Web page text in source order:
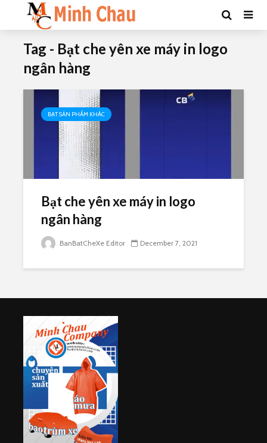
Tag - Bạt che yên xe máy in logo
ngân hàng
BẠT SẢN PHẨM KHÁC
Bạt che yên xe máy in logo
ngân hàng
BanBatCheXe Editor December 7, 2021